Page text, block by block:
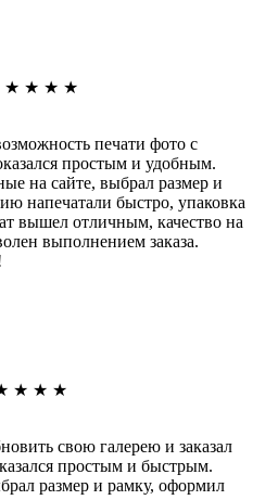
★ ★ ★ ★
печати фото с
простым и удобным.
на сайте, выбрал размер и
напечатали быстро, упаковка
вышел отличным, качество на
выполнением заказа.
★ ★ ★
свою галерею и заказал
простым и быстрым.
размер и рамку, оформил